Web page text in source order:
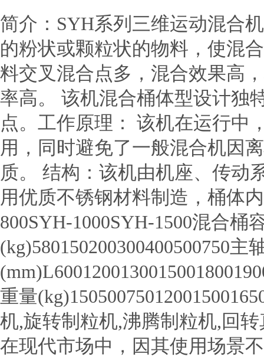
简介：SYH系列三维运动混合
的粉状或颗粒状的物料，使混
料交叉混合点多，混合效果高
率高。 该机混合桶体型设计独
点。工作原理： 该机在运行中
用，同时避免了一般混合机因
质。 结构：该机由机座、传动
用优质不锈钢材料制造，桶体
800SYH-1000SYH-1500混合桶
(kg)580150200300400500750
重量
机,旋转制粒机,沸腾制粒机,回
在现代市场中，因其使用场景